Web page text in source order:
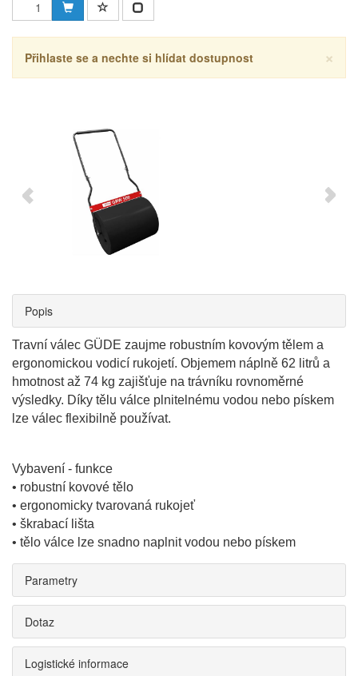
×
Přihlaste se a nechte si hlídat dostupnost
Popis
Travní válec GÜDE zaujme robustním kovovým tělem a
ergonomickou vodicí rukojetí. Objemem náplně 62 litrů a
hmotnost až 74 kg zajišťuje na trávníku rovnoměrné
výsledky. Díky tělu válce plnitelnému vodou nebo pískem
lze válec flexibilně používat.
Vybavení - funkce
• robustní kovové tělo
• ergonomicky tvarovaná rukojeť
• škrabací lišta
• tělo válce lze snadno naplnit vodou nebo pískem
Parametry
Dotaz
Logistické informace